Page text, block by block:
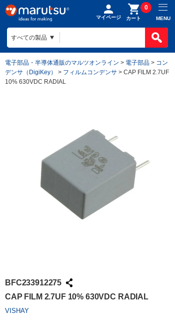
マイページ カート
0
MENU
電子部品・半導体通販のマルツオンライン > 電子部品 > コン
デンサ（DigiKey）
> フィルムコンデンサ > CAP FILM 2.7UF
10% 630VDC RADIAL
BFC233912275
CAP FILM 2.7UF 10% 630VDC RADIAL
VISHAY